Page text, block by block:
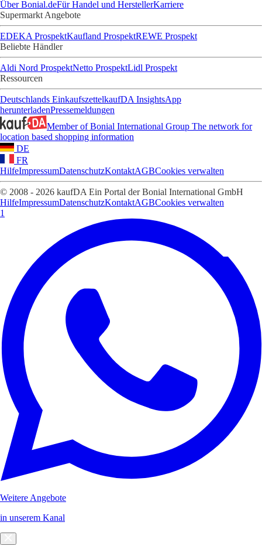
Über Bonial.deFür Handel und HerstellerKarriere
Supermarkt Angebote
EDEKA ProspektKaufland ProspektREWE Prospekt
Beliebte Händler
Aldi Nord ProspektNetto ProspektLidl Prospekt
Ressourcen
Deutschlands EinkaufszettelkaufDA InsightsApp
herunterladenPressemeldungen
Member of Bonial International Group The network for
location based shopping information
DE
FR
HilfeImpressumDatenschutzKontaktAGBCookies verwalten
© 2008 - 2026 kaufDA Ein Portal der Bonial International GmbH
HilfeImpressumDatenschutzKontaktAGBCookies verwalten
1
Weitere Angebote
in unserem Kanal